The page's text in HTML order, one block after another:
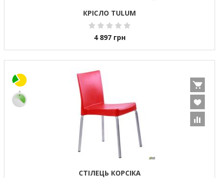
КРІСЛО TULUM
4 897 грн
СТІЛЕЦЬ КОРСІКА